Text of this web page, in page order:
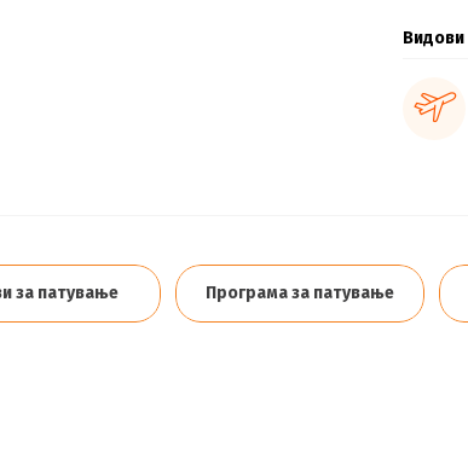
Видови
за патување Програма за патување